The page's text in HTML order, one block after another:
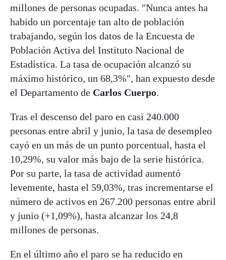
millones de personas ocupadas. "Nunca antes ha
habido un porcentaje tan alto de población
trabajando, según los datos de la Encuesta de
Población Activa del Instituto Nacional de
Estadística. La tasa de ocupación alcanzó su
máximo histórico, un 68,3%", han expuesto desde
el Departamento de Carlos Cuerpo.
Tras el descenso del paro en casi 240.000
personas entre abril y junio, la tasa de desempleo
cayó en un más de un punto porcentual, hasta el
10,29%, su valor más bajo de la serie histórica.
Por su parte, la tasa de actividad aumentó
levemente, hasta el 59,03%, tras incrementarse el
número de activos en 267.200 personas entre abril
y junio (+1,09%), hasta alcanzar los 24,8
millones de personas.
En el último año el paro se ha reducido en